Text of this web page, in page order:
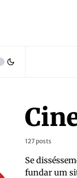
127 posts
Se
fundar um